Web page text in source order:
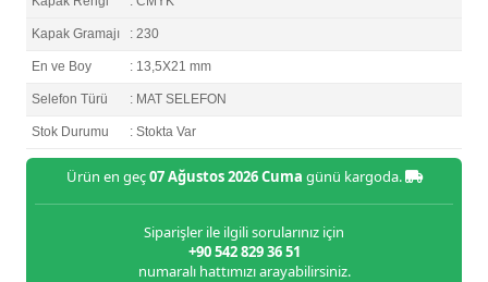
Kapak Gramajı : 230
En ve Boy : 13,5X21 mm
Selefon Türü : MAT SELEFON
Stok Durumu : Stokta Var
Ürün en geç07 Ağustos 2026 Cuma günü kargoda.
Siparişler ile ilgili sorularınız için
+90 542 829 36 51
numaralı hattımızı arayabilirsiniz.